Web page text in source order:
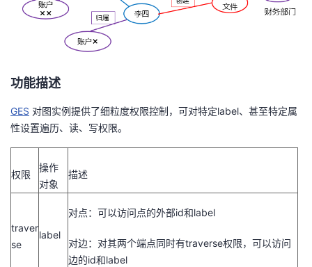
证
实
的
藏
持
建
功能描述
GES 对图实例提供了细粒度权限控制，可对特定label、甚至特定属
性设置遍历、读、写权限。
权限
操作
对象
描述
traver
se
label
对点：可以访问点的外部id和label
对边：对其两个端点同时有traverse权限，可以访问
边的id和label